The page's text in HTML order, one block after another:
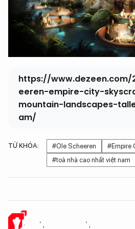
https://www.dezeen.com/
eeren-empire-city-
mountain-landscapes-
am/
TỪ KHÓA: #Ole Scheeren
#Empire
#toà nhà cao nhất việt nam
Ý KIẾN CỦA BẠN